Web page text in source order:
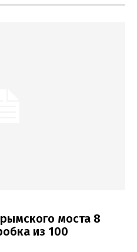
моста 8
из 100